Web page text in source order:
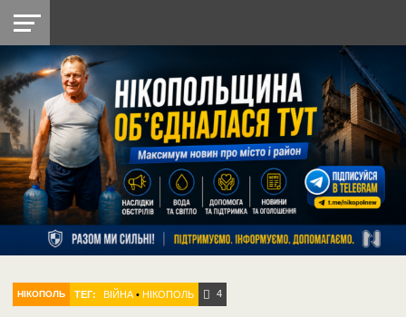
НІКОПОЛЬ
РАЙОН
СІЧЕСЛАВСЬКА
УКРАЇНА
РЕТРО
НІКОПОЛЬ
ЛАЙТ
УКРАЇНА
ДОПОМОГА
РАДІО
НІКОПОЛЬ ТЕГ: ВІЙНА •НІКОПОЛЬ 4